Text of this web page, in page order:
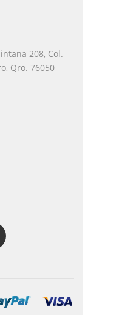
208, Col.
Qro. 76050